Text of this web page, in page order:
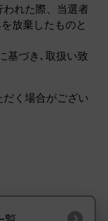
れた際、当選者
放棄したものと
基づき､取扱い致
く場合がござい